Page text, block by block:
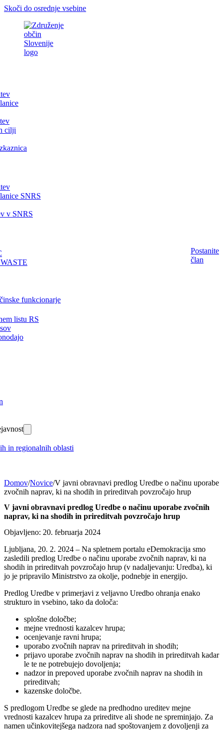
Skoči do osrednje vsebine
cilji
SNRS
v SNRS
funkcionarje
listu RS
in regionalnih oblasti
Postanite
član
Domov/Novice/V javni obravnavi predlog Uredbe o načinu uporabe
zvočnih naprav, ki na shodih in prireditvah povzročajo hrup
V javni obravnavi predlog Uredbe o načinu uporabe zvočnih
naprav, ki na shodih in prireditvah povzročajo hrup
Objavljeno: 20. februarja 2024
Ljubljana, 20. 2. 2024 – Na spletnem portalu eDemokracija smo
zasledili predlog Uredbe o načinu uporabe zvočnih naprav, ki na
shodih in prireditvah povzročajo hrup (v nadaljevanju: Uredba), ki
jo je pripravilo Ministrstvo za okolje, podnebje in energijo.
Predlog Uredbe v primerjavi z veljavno Uredbo ohranja enako
strukturo in vsebino, tako da določa:
splošne določbe;
mejne vrednosti kazalcev hrupa;
ocenjevanje ravni hrupa;
uporabo zvočnih naprav na prireditvah in shodih;
prijavo uporabe zvočnih naprav na shodih in prireditvah kadar
le te ne potrebujejo dovoljenja;
nadzor in prepoved uporabe zvočnih naprav na shodih in
prireditvah;
kazenske določbe.
S predlogom Uredbe se glede na predhodno ureditev mejne
vrednosti kazalcev hrupa za prireditve ali shode ne spreminjajo. Za
namen učinkovitejšega nadzora nad spoštovanjem z dovoljenji za